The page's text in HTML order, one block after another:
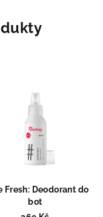
Fresh: Deodorant do
bot